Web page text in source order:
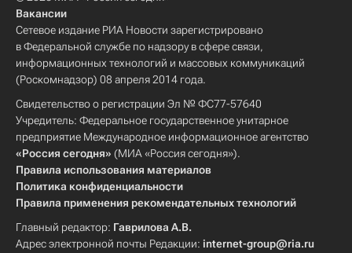
Вакансии
Сетевое издание РИА Новости зарегистрировано
в Федеральной службе по надзору в сфере связи,
информационных технологий и массовых коммуникаций
(Роскомнадзор) 08 апреля 2014 года.
Свидетельство о регистрации Эл № ФС77-57640
Учредитель: Федеральное государственное унитарное
предприятие Международное информационное агентство
«Россия сегодня» (МИА «Россия сегодня»).
Правила использования материалов
Политика конфиденциальности
Правила применения рекомендательных технологий
Главный редактор: Гаврилова А.В.
Адрес электронной почты Редакции: internet-group@ria.ru